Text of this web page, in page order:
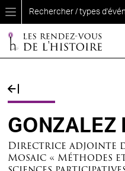
Aller au contenu principal
GONZALEZ
Directrice adjointe
Mosaic « Méthodes